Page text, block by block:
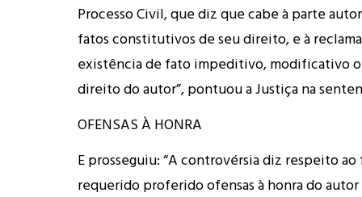
Processo Civil, que diz que cabe à parte
fatos constitutivos de seu direito, e à
existência de fato impeditivo, modificativo
direito do autor”, pontuou a Justiça na
OFENSAS À HONRA
E prosseguiu: “A controvérsia diz respeito
requerido proferido ofensas à honra do